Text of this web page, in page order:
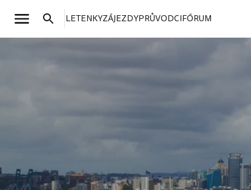
LETENKYZÁJEZDYPRŮVODCIFÓRUM